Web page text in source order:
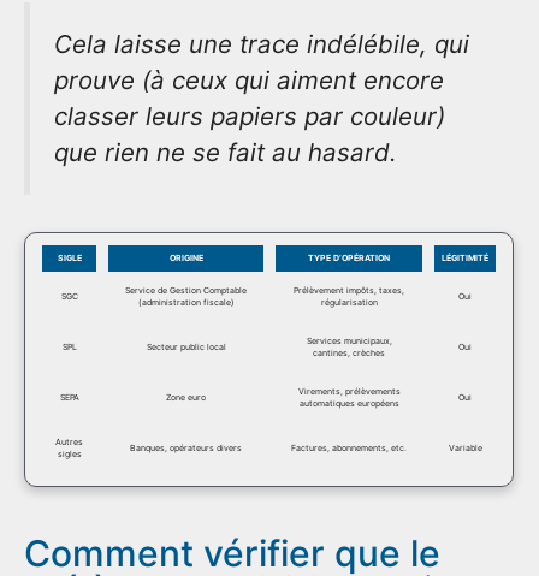
Cela laisse une trace indélébile, qui
prouve (à ceux qui aiment encore
classer leurs papiers par couleur)
que rien ne se fait au hasard.
SIGLE ORIGINE TYPE D’OPÉRATION LÉGITIMITÉ
SGC
Service de Gestion Comptable
(administration fiscale)
Prélèvement impôts, taxes,
régularisation
Oui
SPL Secteur public local
Services municipaux,
cantines, crèches
Oui
SEPA Zone euro
Virements, prélèvements
automatiques européens
Oui
Autres
sigles
Banques, opérateurs divers Factures, abonnements, etc. Variable
Comment vérifier que le